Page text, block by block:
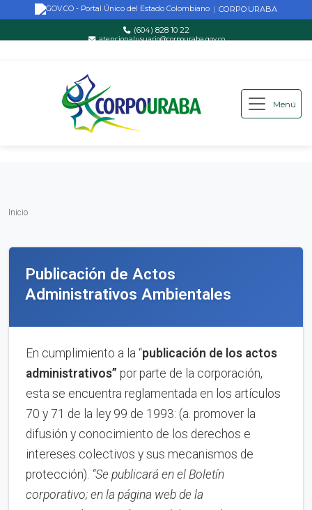
Saltar al contenido principal
| CORPOURABA
(604) 828 10 22
atencionalusuario@corpouraba.gov.co
Menú
Inicio
Publicación de Actos
Administrativos Ambientales
En cumplimiento a la “publicación de los actos
administrativos” por parte de la corporación,
esta se encuentra reglamentada en los artículos
70 y 71 de la ley 99 de 1993: (a. promover la
difusión y conocimiento de los derechos e
intereses colectivos y sus mecanismos de
protección). “Se publicará en el Boletín
corporativo; en la página web de la